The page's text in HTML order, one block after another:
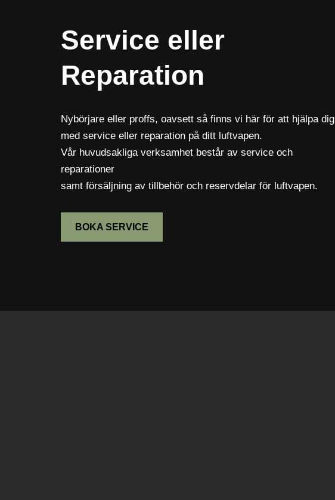
Service eller
Reparation
Nybörjare eller proffs, oavsett så finns vi här för att hjälpa dig
med service eller reparation på ditt luftvapen.
Vår huvudsakliga verksamhet består av service och
reparationer
samt försäljning av tillbehör och reservdelar för luftvapen.
BOKA SERVICE